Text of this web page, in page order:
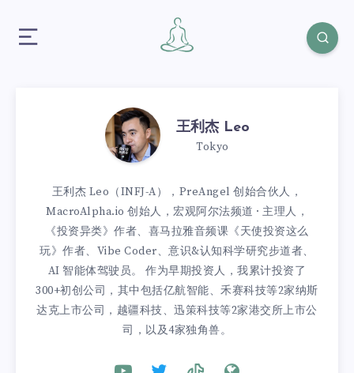
王利杰 Leo
Tokyo
王利杰 Leo（INFJ-A），PreAngel 创始合伙人，
MacroAlpha.io 创始人，宏观阿尔法频道 · 主理人，
《投资异类》作者、喜马拉雅音频课《天使投资这么
玩》作者、Vibe Coder、意识&认知科学研究步道者、
AI 智能体驾驶员。 作为早期投资人，我累计投资了
300+初创公司，其中包括亿航智能、禾赛科技等2家纳斯
达克上市公司，越疆科技、迅策科技等2家港交所上市公
司，以及4家独角兽。